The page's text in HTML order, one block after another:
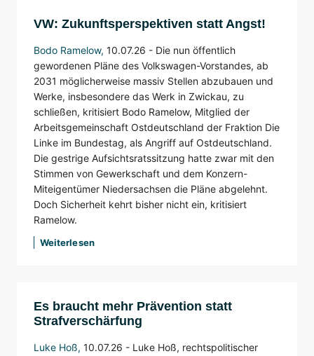
VW: Zukunftsperspektiven statt Angst!
Bodo Ramelow, 10.07.26 - Die nun öffentlich
gewordenen Pläne des Volkswagen-Vorstandes, ab
2031 möglicherweise massiv Stellen abzubauen und
Werke, insbesondere das Werk in Zwickau, zu
schließen, kritisiert Bodo Ramelow, Mitglied der
Arbeitsgemeinschaft Ostdeutschland der Fraktion Die
Linke im Bundestag, als Angriff auf Ostdeutschland.
Die gestrige Aufsichtsratssitzung hatte zwar mit den
Stimmen von Gewerkschaft und dem Konzern-
Miteigentümer Niedersachsen die Pläne abgelehnt.
Doch Sicherheit kehrt bisher nicht ein, kritisiert
Ramelow.
Weiterlesen
Es braucht mehr Prävention statt
Strafverschärfung
Luke Hoß, 10.07.26 - Luke Hoß, rechtspolitischer